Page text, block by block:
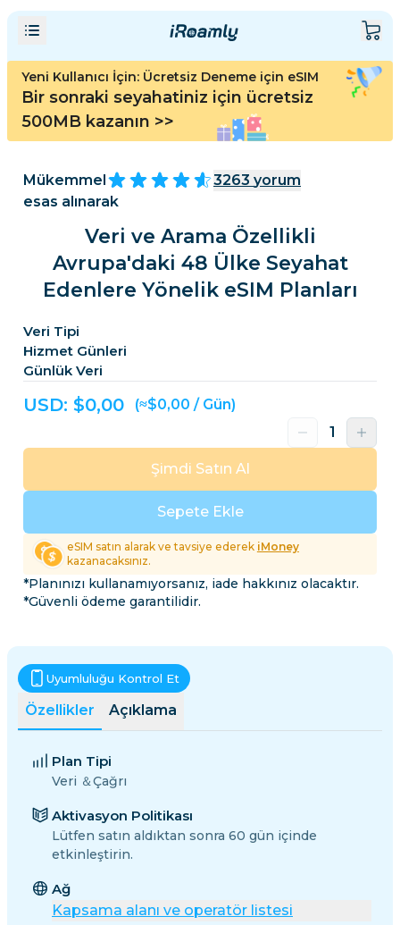
Yeni Kullanıcı İçin: Ücretsiz Deneme için eSIM
Bir sonraki seyahatiniz için ücretsiz
500MB kazanın >>
Mükemmel 3263 yorum
esas alınarak
Veri ve Arama Özellikli
Avrupa'daki 48 Ülke Seyahat
Edenlere Yönelik eSIM Planları
Veri Tipi
Hizmet Günleri
Günlük Veri
USD: $0,00 (≈$0,00 / Gün)
Sepete Ekle
Şimdi Satın Al
eSIM satın alarak ve tavsiye ederek iMoney
kazanacaksınız.
*Planınızı kullanamıyorsanız, iade hakkınız olacaktır.
*Güvenli ödeme garantilidir.
Özellikler Açıklama
Uyumluluğu Kontrol Et
Plan Tipi
Veri ＆Çağrı
Aktivasyon Politikası
Lütfen satın aldıktan sonra 60 gün içinde
etkinleştirin.
Ağ
Kapsama alanı ve operatör listesi